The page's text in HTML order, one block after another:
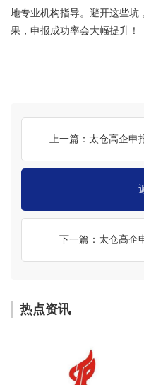
地专业机构指导。避开这些坑
果，申报成功率会大幅提升！
上一篇：太仓高企申
下一篇：太仓高企
热点资讯